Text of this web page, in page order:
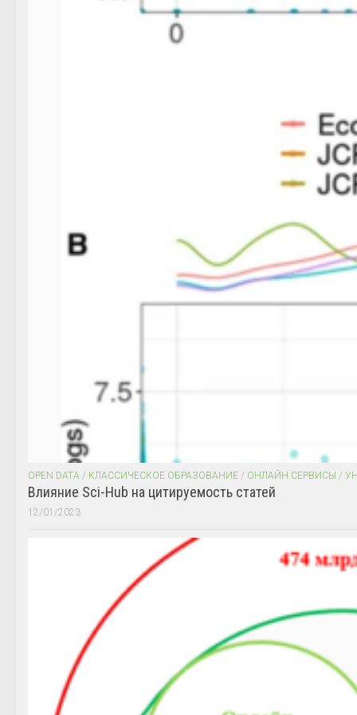
OPEN DATA / КЛАССИЧЕСКОЕ ОБРАЗОВАНИЕ / ОНЛАЙН СЕРВИСЫ /
Влияние Sci-Hub на цитируемость статей
12/01/2023